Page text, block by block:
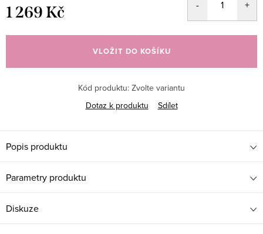
1 269 Kč
cena:
VLOŽIT DO KOŠÍKU
Kód produktu: Zvolte variantu
Dotaz k produktu
Sdílet
Popis produktu
Parametry produktu
Diskuze